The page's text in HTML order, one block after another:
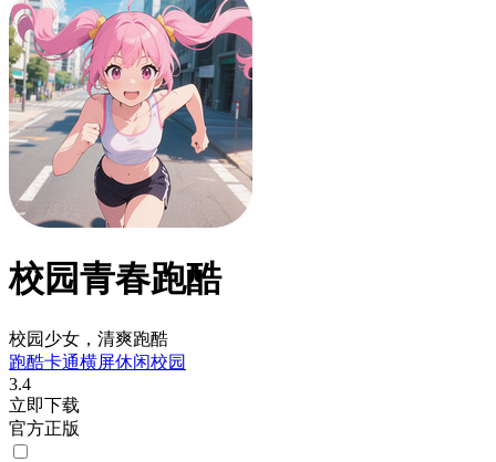
校园青春跑酷
校园少女，清爽跑酷
跑酷卡通横屏休闲校园
3.4
立即下载
官方正版